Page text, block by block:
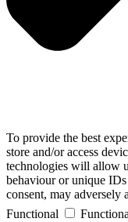
To provide the best
store and/or access
technologies will allow
behaviour or unique
consent, may adversely
Functional